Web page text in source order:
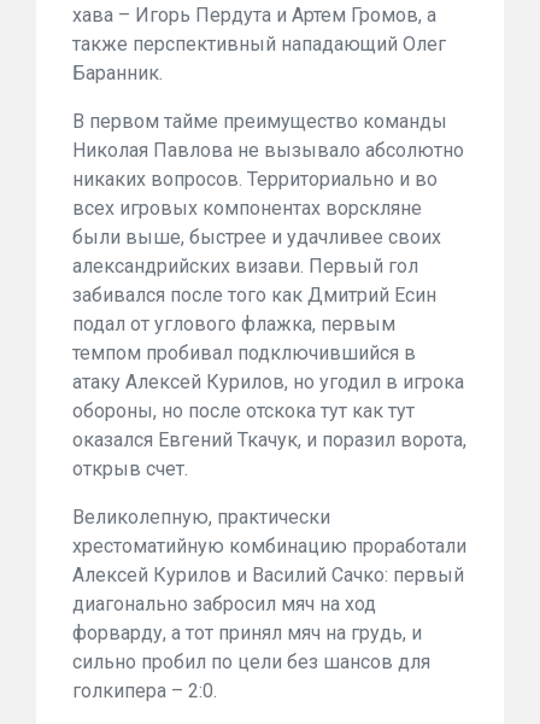
хава – Игорь Пердута и Артем Громов, а
также перспективный нападающий Олег
Баранник.
В первом тайме преимущество команды
Николая Павлова не вызывало абсолютно
никаких вопросов. Территориально и во
всех игровых компонентах ворскляне
были выше, быстрее и удачливее своих
александрийских визави. Первый гол
забивался после того как Дмитрий Есин
подал от углового флажка, первым
темпом пробивал подключившийся в
атаку Алексей Курилов, но угодил в игрока
обороны, но после отскока тут как тут
оказался Евгений Ткачук, и поразил ворота,
открыв счет.
Великолепную, практически
хрестоматийную комбинацию проработали
Алексей Курилов и Василий Сачко: первый
диагонально забросил мяч на ход
форварду, а тот принял мяч на грудь, и
сильно пробил по цели без шансов для
голкипера – 2:0.